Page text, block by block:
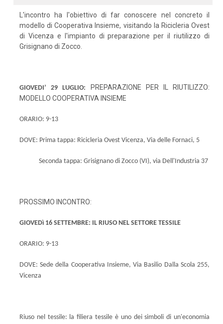
L'incontro ha l'obiettivo di far conoscere nel concreto il
modello di Cooperativa Insieme, visitando la Ricicleria Ovest
di Vicenza e l'impianto di preparazione per il riutilizzo di
Grisignano di Zocco.
GIOVEDI’ 29 LUGLIO:
PREPARAZIONE PER IL RIUTILIZZO:
MODELLO COOPERATIVA INSIEME
ORARIO: 9-13
DOVE: Prima tappa: Ricicleria Ovest Vicenza, Via delle Fornaci, 5
Seconda tappa: Grisignano di Zocco (VI), via Dell'Industria 37
PROSSIMO INCONTRO:
GIOVEDì 16 SETTEMBRE: IL RIUSO NEL SETTORE TESSILE
ORARIO: 9-13
DOVE: Sede della Cooperativa Insieme, Via Basilio Dalla Scola 255,
Vicenza
Riuso nel tessile: la filiera tessile è uno dei simboli di un'economia